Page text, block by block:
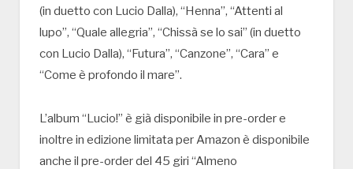
(in duetto con Lucio Dalla), “Henna”, “Attenti al
lupo”, “Quale allegria”, “Chissà se lo sai” (in duetto
con Lucio Dalla), “Futura”, “Canzone”, “Cara” e
“Come è profondo il mare”.
L’album “Lucio!” è già disponibile in pre-order e
inoltre in edizione limitata per Amazon è disponibile
anche il pre-order del 45 giri “Almeno